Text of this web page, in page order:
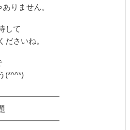
りません。
して
ださいね。
(*^^*)